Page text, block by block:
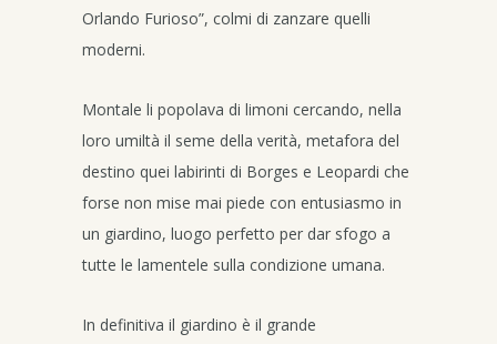
Orlando Furioso”, colmi di zanzare quelli
moderni.
Montale li popolava di limoni cercando, nella
loro umiltà il seme della verità, metafora del
destino quei labirinti di Borges e Leopardi che
forse non mise mai piede con entusiasmo in
un giardino, luogo perfetto per dar sfogo a
tutte le lamentele sulla condizione umana.
In definitiva il giardino è il grande